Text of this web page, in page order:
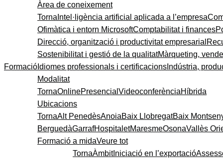
Formació
Àrea de coneixement
Torna Intel·ligència artificial aplicada a l’empresa
Ofimàtica i entorn MicrosoftComptabilitat i finances
Direcció, organització i productivitat empresarial
Sostenibilitat i gestió de la qualitatMàrqueting,
Idiomes professionals i certificacions Indústria,
Modalitat
TornaOnlinePresencial VideoconferènciaHíbrida
Ubicacions
TornaAlt PenedèsAnoiaBaix LlobregatBaix
BerguedàGarrafHospitaletMaresmeOsonaVallès
Formació a midaVeure tot
TornaÀmbitIniciació en l’exportació